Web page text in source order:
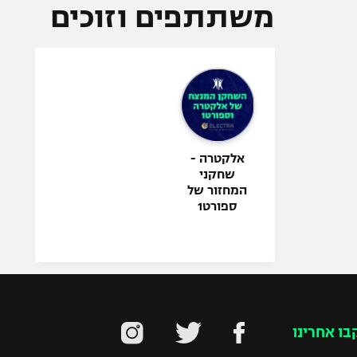
משתתפים וזוכים
אלקטרה -
שחקני
המחזור של
ספורט1
אחרינו